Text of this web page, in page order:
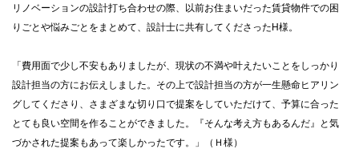
リノベーションの設計打ち合わせの際、以前お住まいだった賃貸物件での困
りごとや悩みごとをまとめて、設計士に共有してくださったH様。
「費用面で少し不安もありましたが、現状の不満や叶えたいことをしっかり
設計担当の方にお伝えしました。その上で設計担当の方が一生懸命ヒアリン
グしてくださり、さまざまな切り口で提案をしていただけて、予算に合った
とても良い空間を作ることができました。『そんな考え方もあるんだ』と気
づかされた提案もあって楽しかったです。」（Ｈ様）